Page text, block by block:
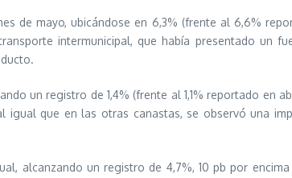
de mayo, ubicándose en 6,3% (frente al 6,6%
intermunicipal, que había presentado un
un registro de 1,4% (frente al 1,1% reportado en
que en las otras canastas, se observó una
alcanzando un registro de 4,7%, 10 pb por